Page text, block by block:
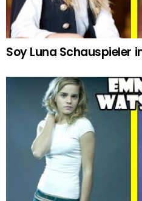
Soy Luna Schauspieler